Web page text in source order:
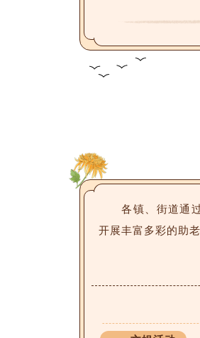
各镇、街道通
开展丰富多彩的助